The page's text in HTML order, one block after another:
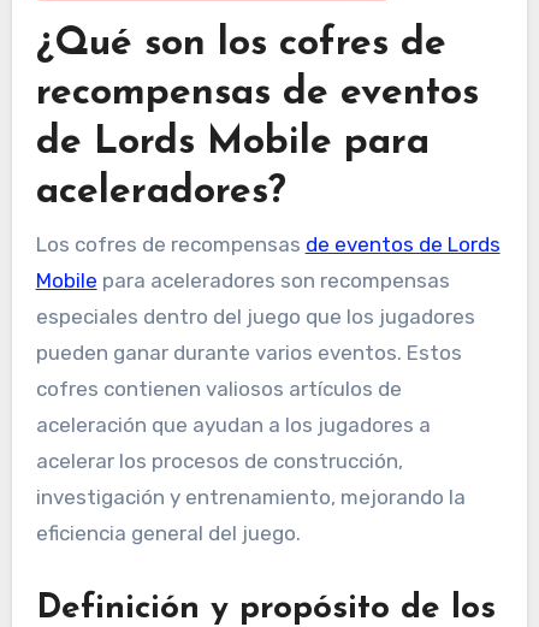
¿Qué son los cofres de
recompensas de eventos
de Lords Mobile para
aceleradores?
Los cofres de recompensas de eventos de Lords
Mobile para aceleradores son recompensas
especiales dentro del juego que los jugadores
pueden ganar durante varios eventos. Estos
cofres contienen valiosos artículos de
aceleración que ayudan a los jugadores a
acelerar los procesos de construcción,
investigación y entrenamiento, mejorando la
eficiencia general del juego.
Definición y propósito de los